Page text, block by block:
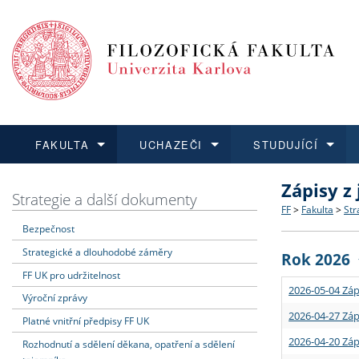
FAKULTA
Dozvědět se více
Struktura
Strategie
Podpora
UCHAZEČI
Podat přihlášku
Co
Učitelské
STUDUJÍCÍ
Dozvědět se více
Rigorózní
Dozvědět se více
O vědě a
Granty a
Dozvědět se více
Aktuální
Strategie a další dokumenty
Bezpečnost
Strategické a dlouhodobé záměry
FF UK pro udržitelnost
Výroční zprávy
Platné vnitřní předpisy FF UK
Rozhodnutí a sdělení děkana, opatření a sdělení
Zápisy
FF > Fakulta >
Rok 2026
2026-05-04
2026-04-27
2026-04-20